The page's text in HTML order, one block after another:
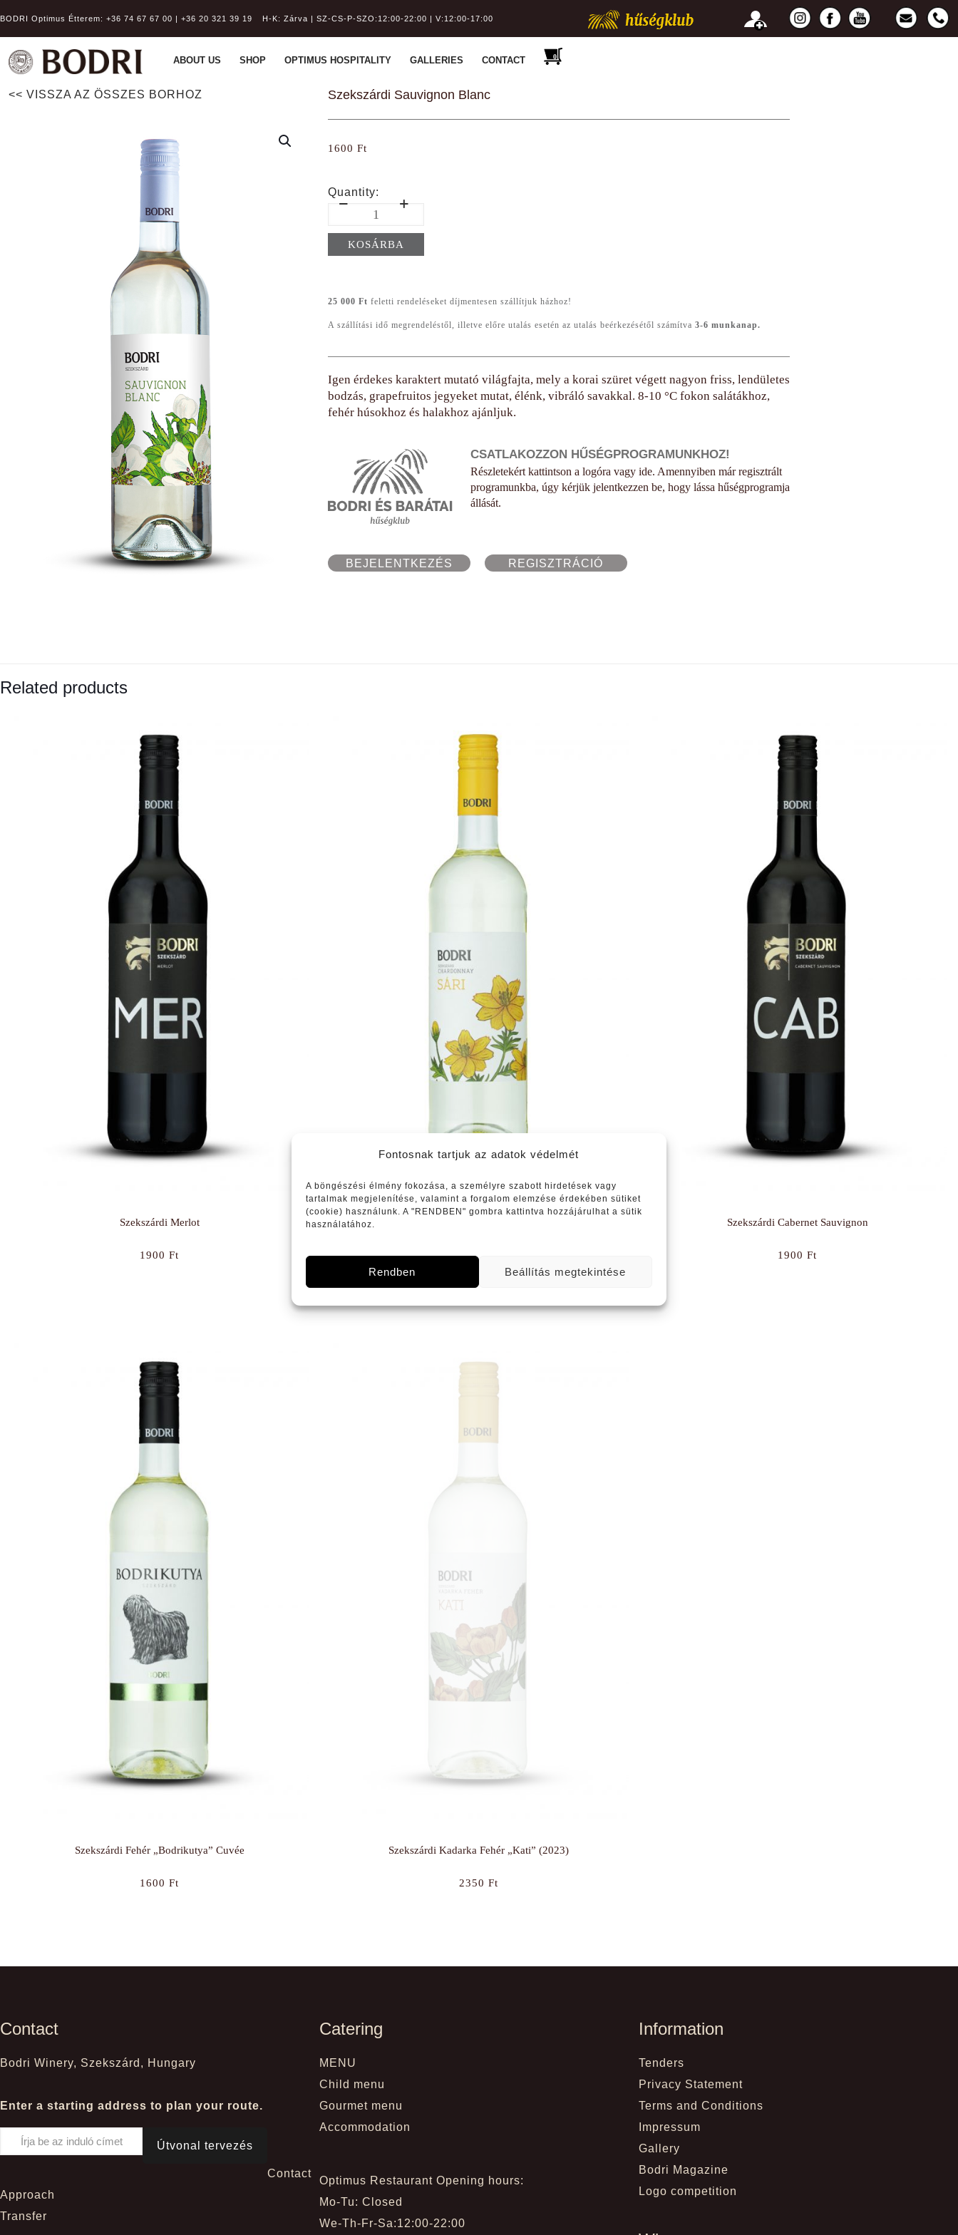
Fontosnak tartjuk az adatok védelmét
A böngészési élmény fokozása, a személyre szabott hirdetések vagy
tartalmak megjelenítése, valamint a forgalom elemzése érdekében sütiket
(cookie) használunk. A "RENDBEN" gombra kattintva hozzájárulhat a sütik
használatához.
Rendben Beállítás megtekintése
BODRI Optimus Étterem: +36 74 67 67 00 | +36 20 321 39 19 H-K: Zárva | SZ-CS-P-SZO:12:00-22:00 | V:12:00-17:00
ABOUT US SHOP OPTIMUS HOSPITALITY GALLERIES CONTACT
<< VISSZA AZ ÖSSZES BORHOZ Szekszárdi Sauvignon Blanc
1600 Ft
Blanc
quantity
KOSÁRBA
25 000 Ft feletti rendeléseket díjmentesen szállítjuk házhoz!
A szállítási idő megrendeléstől, illetve előre utalás esetén az utalás beérkezésétől számítva 3-6 munkanap.
Igen érdekes karaktert mutató világfajta, mely a korai szüret végett nagyon friss, lendületes
bodzás, grapefruitos jegyeket mutat, élénk, vibráló savakkal. 8-10 °C fokon salátákhoz,
fehér húsokhoz és halakhoz ajánljuk.
CSATLAKOZZON HŰSÉGPROGRAMUNKHOZ!
Részletekért kattintson a logóra vagy ide. Amennyiben már regisztrált
programunkba, úgy kérjük jelentkezzen be, hogy lássa hűségprogramja
állását.
BEJELENTKEZÉS REGISZTRÁCIÓ
Related products
Szekszárdi Merlot
1900Ft 1600
Szekszárdi Cabernet Sauvignon
1900Ft
Szekszárdi Fehér „Bodrikutya” Cuvée
1600Ft
Szekszárdi Kadarka Fehér „Kati” (2023)
2350 Ft
Contact
Bodri Winery, Szekszárd, Hungary
Enter a starting address to plan your route.
Contact
Approach
Transfer
Catering
MENU
Child menu
Gourmet menu
Accommodation
Optimus Restaurant Opening hours:
Mo-Tu: Closed
We-Th-Fr-Sa:12:00-22:00
Information
Tenders
Privacy Statement
Terms and Conditions
Impressum
Gallery
Bodri Magazine
Logo competition